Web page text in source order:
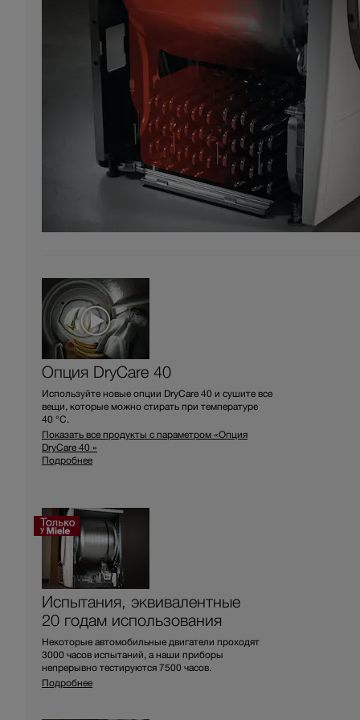
Опция DryCare 40
Используйте новые опции DryCare 40 и сушите все
вещи, которые можно стирать при температуре
40 °C.
Показать все продукты с параметром «Опция
DryCare 40 »
Подробнее
Испытания, эквивалентные
20 годам использования
Некоторые автомобильные двигатели проходят
3000 часов испытаний, а наши приборы
непрерывно тестируются 7500 часов.
Подробнее